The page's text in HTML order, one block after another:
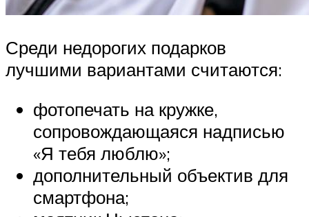
Среди недорогих подарков
лучшими вариантами считаются:
фотопечать на кружке,
сопровождающаяся надписью
«Я тебя люблю»;
дополнительный объектив для
смартфона;